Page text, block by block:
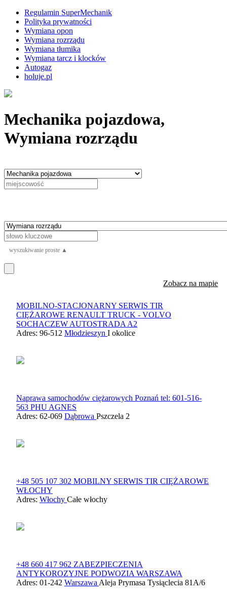
Regulamin SuperMechanik
Polityka prywatności
Wymiana opon
Wymiana rozrządu
Wymiana tłumika
Wymiana tarcz i klocków
Autogaz
holuje.pl
Mechanika pojazdowa,
Wymiana rozrządu
wyszukiwanie proste ▲
Zobacz na mapie
MOBILNO-STACJONARNY SERWIS TIR
CIĘŻAROWE RENAULT TRUCK - VOLVO
SOCHACZEW AUTOSTRADA A2
Adres: 96-512 Młodzieszyn I okolice
Naprawa samochodów ciężarowych Poznań tel: 601-516-
563 PHU AGNES
Adres: 62-069 Dąbrowa Pszczela 2
+48 505 107 302 MOBILNY SERWIS TIR CIĘŻAROWE
WŁOCHY
Adres: Włochy Całe włochy
+48 660 417 962 ZABEZPIECZENIA
ANTYKOROZYJNE PODWOZIA WARSZAWA
Adres: 01-242 Warszawa Aleja Prymasa Tysiąclecia 81A/6